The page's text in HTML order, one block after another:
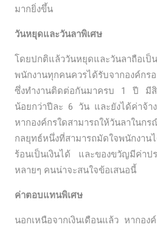
มากยิ่งขึ้น
วันหยุดและวันลาพิเศษ
โดยปกติแล้ววันหยุดและวันลาถือเป็
พนักงานทุกคนควรได้รับจากองค์กร
ซึ่งทำงานติดต่อกันมาครบ 1 ปี มีสิ
น้อยกว่าปีละ 6 วัน และยังได้ค่าจ้า
หากองค์กรใดสามารถให้วันลาในกร
กลยุทธ์หนึ่งที่สามารถมัดใจพนักงาน
ร้อนเป็นเงินได้ และของขวัญมีค่า
หลายๆ คนน่าจะสนใจข้อเสนอนี้
ค่าตอบแทนพิเศษ
นอกเหนือจากเงินเดือนแล้ว หากอ